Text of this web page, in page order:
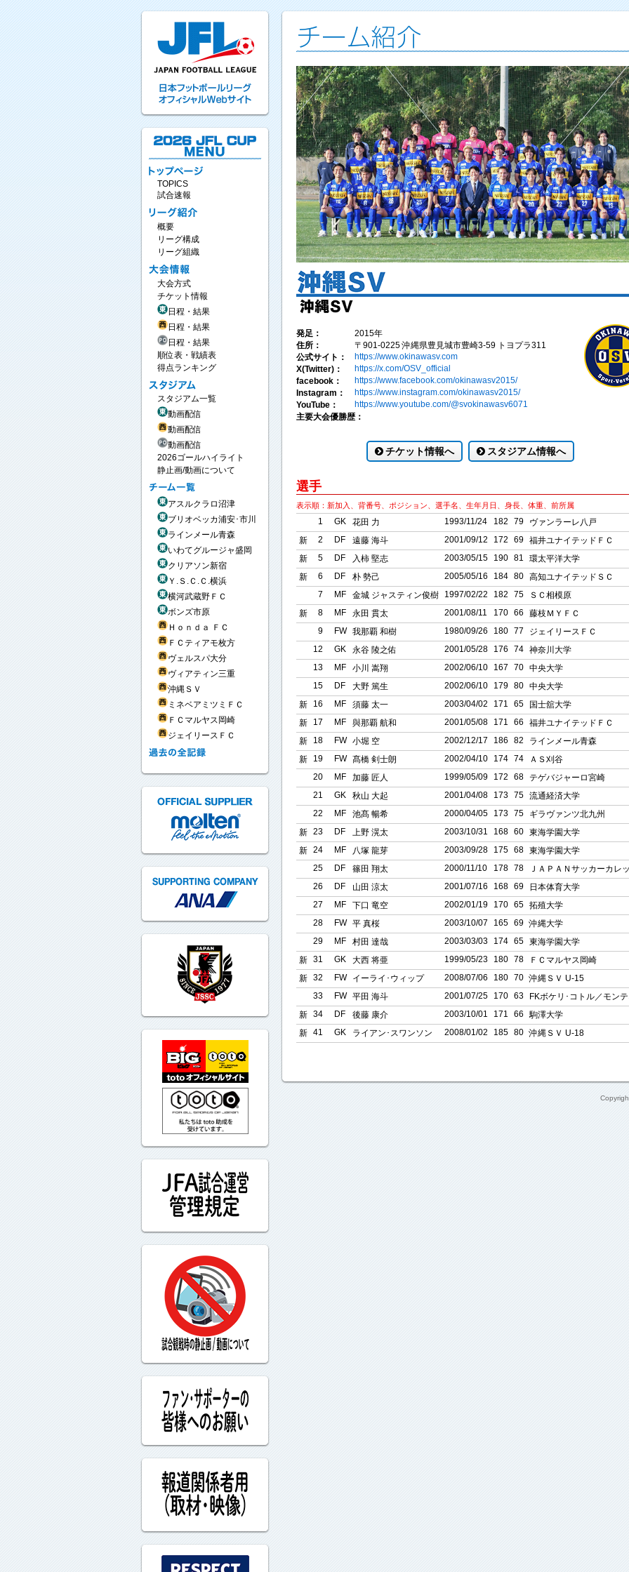
発足：
2015年
住所：
〒901-0225 沖縄県豊見城市豊崎3-59 トヨプラ311
公式サイト：
https://www.okinawasv.com
X(Twitter)：
https://x.com/OSV_official
facebook：
https://www.facebook.com/okinawasv2015/
Instagram：
https://www.instagram.com/okinawasv2015/
YouTube：
https://www.youtube.com/@svokinawasv6071
主要大会優勝歴：
チケット情報へ スタジアム情報へ
選手
表示順：新加入、背番号、ポジション、選手名、生年月日、身長、体重、前所属
1 GK 花田 力 1993/11/24 182 79
ヴァンラーレ八戸
新
2 DF 遠藤 海斗 2001/09/12 172 69 福井ユナイテッドＦＣ
新
5 DF 入柿 堅志 2003/05/15 190 81
環太平洋大学
新
6 DF 朴 勢己 2005/05/16 184 80 高知ユナイテッドＳＣ
7
MF 金城 ジャスティン俊樹 1997/02/22 182 75
ＳＣ相模原
新
8 MF 永田 貫太 2001/08/11 170 66
藤枝ＭＹＦＣ
9
FW 我那覇 和樹 1980/09/26 180 77
ジェイリースＦＣ
12
GK 永谷 陵之佑 2001/05/28 176 74 神奈川大学
13
MF 小川 嵩翔 2002/06/10 167 70 中央大学
15
DF 大野 篤生 2002/06/10 179 80 中央大学
新
16 MF 須藤 太一 2003/04/02 171 65
国士舘大学
新
17 MF 與那覇 航和 2001/05/08 171 66
福井ユナイテッドＦＣ
新
18 FW 小堀 空 2002/12/17 186 82
ラインメール青森
新
19 FW 髙橋 剣士朗 2002/04/10 174 74
ＡＳ刈谷
20
MF 加藤 匠人 1999/05/09 172 68 テゲバジャーロ宮崎
21
GK 秋山 大起 2001/04/08 173 75 流通経済大学
22
MF 池髙 暢希 2000/04/05 173 75
ギラヴァンツ北九州
新 23 DF 上野 滉太 2003/10/31 168 60 東海学園大学
新 24 MF 八塚 龍芽 2003/09/28 175 68 東海学園大学
25
DF 篠田 翔太 2000/11/10 178 78
ＪＡＰＡＮサッカーカレ
26
DF 山田 涼太 2001/07/16 168 69
日本体育大学
27
MF 下口 竜空 2002/01/19 170 65 拓殖大学
28
FW 平 真桜 2003/10/07 165 69 沖縄大学
29
MF 村田 達哉 2003/03/03 174 65 東海学園大学
新 31 GK 大西 将亜 1999/05/23 180 78
ＦＣマルヤス岡崎
新 32 FW イーライ･ウィップ 2008/07/06 180 70 沖縄ＳＶ U-15
33
FW 平田 海斗 2001/07/25 170 63
FKボケリ･コトル／モン
新 34 DF 後藤 康介 2003/10/01 171 66
駒澤大学
新 41 GK ライアン･スワンソン 2008/01/02 185 80 沖縄ＳＶ U-18
TOPICS
試合速報
概要
リーグ構成
リーグ組織
大会方式
チケット情報
日程・結果
日程・結果
日程・結果
順位表・戦績表
得点ランキング
スタジアム一覧
動画配信
動画配信
動画配信
2026ゴールハイライト
静止画/動画について
アスルクラロ沼津
ブリオベッカ浦安･市川
ラインメール青森
いわてグルージャ盛岡
クリアソン新宿
Ｙ.Ｓ.Ｃ.Ｃ.横浜
横河武蔵野ＦＣ
ボンズ市原
Ｈｏｎｄａ ＦＣ
ＦＣティアモ枚方
ヴェルスパ大分
ヴィアティン三重
沖縄ＳＶ
ミネベアミツミＦＣ
ＦＣマルヤス岡崎
ジェイリースＦＣ